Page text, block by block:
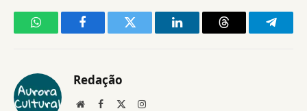
WhatsAppFacebookTwitter LinkedInThreads
Redação
WebsiteFacebook Instagram